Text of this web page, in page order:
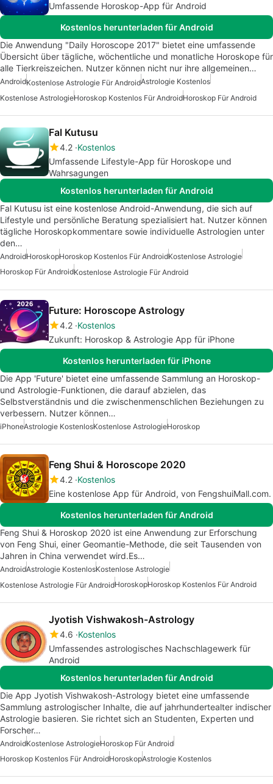
Umfassende Horoskop-App für Android
Kostenlos herunterladen für Android
Die Anwendung "Daily Horoscope 2017" bietet eine umfassende
Übersicht über tägliche, wöchentliche und monatliche Horoskope für
alle Tierkreiszeichen. Nutzer können nicht nur ihre allgemeinen…
AndroidKostenlose Astrologie Für AndroidAstrologie Kostenlos
Kostenlose AstrologieHoroskop Kostenlos Für AndroidHoroskop Für Android
Fal Kutusu
4.2 Kostenlos
Umfassende Lifestyle-App für Horoskope und
Wahrsagungen
Kostenlos herunterladen für Android
Fal Kutusu ist eine kostenlose Android-Anwendung, die sich auf
Lifestyle und persönliche Beratung spezialisiert hat. Nutzer können
tägliche Horoskopkommentare sowie individuelle Astrologien unter
den…
AndroidHoroskopHoroskop Kostenlos Für AndroidKostenlose Astrologie
Horoskop Für AndroidKostenlose Astrologie Für Android
Future: Horoscope Astrology
4.2 Kostenlos
Zukunft: Horoskop & Astrologie App für iPhone
Kostenlos herunterladen für iPhone
Die App 'Future' bietet eine umfassende Sammlung an Horoskop-
und Astrologie-Funktionen, die darauf abzielen, das
Selbstverständnis und die zwischenmenschlichen Beziehungen zu
verbessern. Nutzer können…
iPhoneAstrologie KostenlosKostenlose AstrologieHoroskop
Feng Shui & Horoscope 2020
4.2 Kostenlos
Eine kostenlose App für Android, von FengshuiMall.com.
Kostenlos herunterladen für Android
Feng Shui & Horoskop 2020 ist eine Anwendung zur Erforschung
von Feng Shui, einer Geomantie-Methode, die seit Tausenden von
Jahren in China verwendet wird.Es…
AndroidAstrologie KostenlosKostenlose Astrologie
Kostenlose Astrologie Für AndroidHoroskopHoroskop Kostenlos Für Android
Jyotish Vishwakosh-Astrology
4.6 Kostenlos
Umfassendes astrologisches Nachschlagewerk für
Android
Kostenlos herunterladen für Android
Die App Jyotish Vishwakosh-Astrology bietet eine umfassende
Sammlung astrologischer Inhalte, die auf jahrhundertealter indischer
Astrologie basieren. Sie richtet sich an Studenten, Experten und
Forscher…
AndroidKostenlose AstrologieHoroskop Für Android
Horoskop Kostenlos Für AndroidHoroskopAstrologie Kostenlos